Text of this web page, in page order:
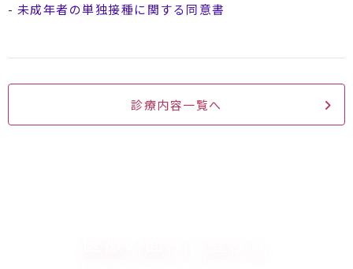
- 未成年者の単独接種に関する同意書
診療内容一覧へ